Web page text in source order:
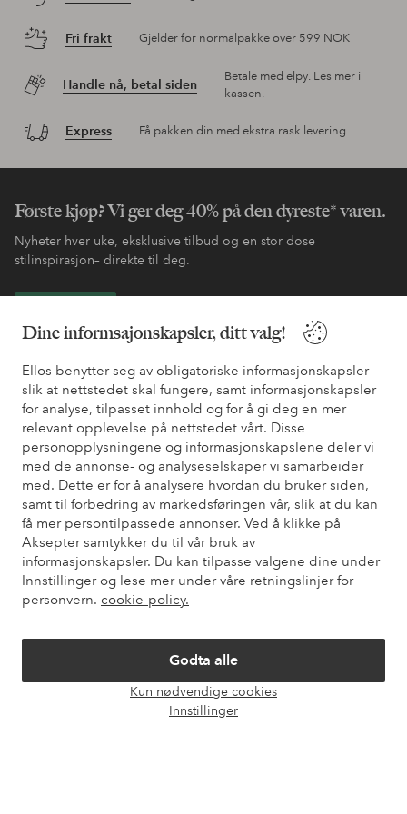
Dine informsajonskapsler, ditt valg!
Ellos benytter seg av obligatoriske informasjonskapsler
slik at nettstedet skal fungere, samt informasjonskapsler
for analyse, tilpasset innhold og for å gi deg en mer
relevant opplevelse på nettstedet vårt. Disse
personopplysningene og informasjonskapslene deler vi
med de annonse- og analyseselskaper vi samarbeider
med. Dette er for å analysere hvordan du bruker siden,
samt til forbedring av markedsføringen vår, slik at du kan
få mer persontilpassede annonser. Ved å klikke på
Aksepter samtykker du til vår bruk av
informasjonskapsler. Du kan tilpasse valgene dine under
Innstillinger og lese mer under våre retningslinjer for
personvern. cookie-policy.
Godta alle
Kun nødvendige cookies
Innstillinger
Fri frakt Gjelder for normalpakke over 599 NOK
Handle nå, betal siden
Betale med elpy. Les mer i
kassen.
Express Få pakken din med ekstra rask levering
Første kjøp? Vi ger deg 40% på den dyreste* varen.
Nyheter hver uke, eksklusive tilbud og en stor dose
stilinspirasjon– direkte til deg.
Trenger du hjelp?
Du finner svar på de vanligste spørsmålene i vår FAQ. Du finner
også informasjon om hvordan du kan kontakte oss.
Kundeservice Bestilling Betalingsmåte
Mine sider
Om Ellos